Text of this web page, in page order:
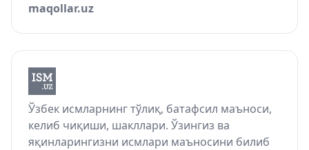
maqollar.uz
Ўзбек исмларнинг тўлиқ, батафсил маъноси,
келиб чиқиши, шакллари. Ўзингиз ва
яқинларингизни исмлари маъносини билиб